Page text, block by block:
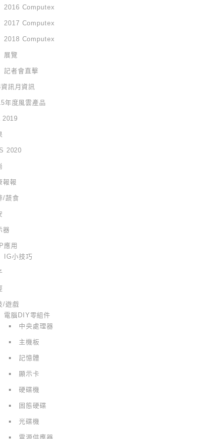
2016 Computex
2017 Computex
2018 Computex
展覽
記者會直擊
訊月資訊
年度風雲產品
2019
2020
報報
/蔬食
器
應用
IG小技巧
/遊戲
電腦DIY零組件
中央處理器
主機板
記憶體
顯示卡
硬碟機
固態硬碟
光碟機
電源供應器